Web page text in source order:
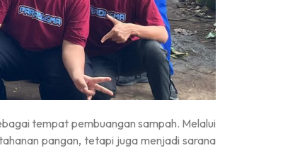
tempat pembuangan sampah. Melalui
pangan, tetapi juga menjadi sarana